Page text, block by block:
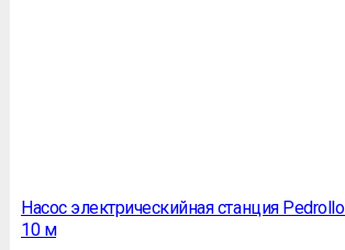
Насос электрическийная станция
10 м